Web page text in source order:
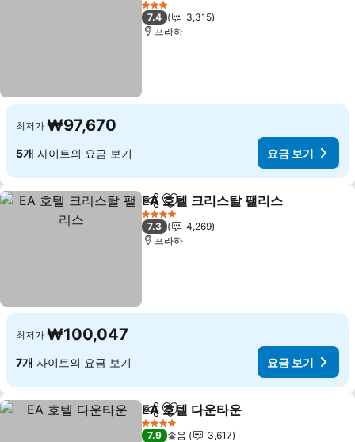
3 성급
7.4
3,315
프라하
최저가 ₩97,670
5개 사이트의 요금 보기 요금 보기
공유 즐겨찾기에 추가
EA 호텔 크리스탈 팰리스
4 성급
7.3
4,269
프라하
최저가 ₩100,047
7개 사이트의 요금 보기 요금 보기
공유 즐겨찾기에 추가
EA 호텔 다운타운
4 성급
7.9 좋음
3,617